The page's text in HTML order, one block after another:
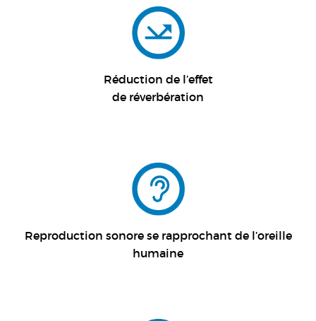
Réduction de l’effet
de réverbération
Reproduction sonore se rapprochant de l’oreille
humaine